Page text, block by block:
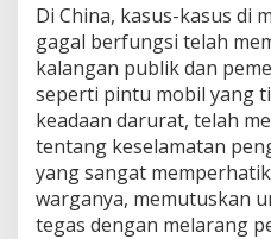
Di China, kasus-kasus di
gagal berfungsi telah
kalangan publik dan
seperti pintu mobil yang
keadaan darurat, telah
tentang keselamatan
yang sangat
warganya, memutuskan
tegas dengan melarang